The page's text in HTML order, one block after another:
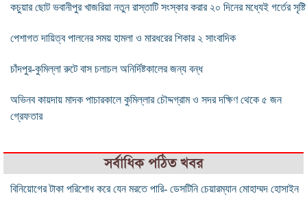
কচুয়ার ছোট ভবানীপুর খাজরিয়া নতুন রাস্তাটি সংস্কার করার ২০ দিনের মধ্যেই গর্তের সৃষ্টি
পেশাগত দায়িত্ব পালনের সময় হামলা ও মারধরের শিকার ২ সাংবাদিক
চাঁদপুর-কুমিল্লা রুটে বাস চলাচল অনির্দিষ্টকালের জন্য বন্ধ
অভিনব কায়দায় মাদক পাচারকালে কুমিল্লার চৌদ্দগ্রাম ও সদর দক্ষিণ থেকে ৫ জন
গ্রেফতার
সর্বাধিক পঠিত খবর
বিনিয়োগের টাকা পরিশোধ করে যেন মরতে পারি- ডেসটিনি চেয়ারম্যান মোহাম্মদ হোসাইন